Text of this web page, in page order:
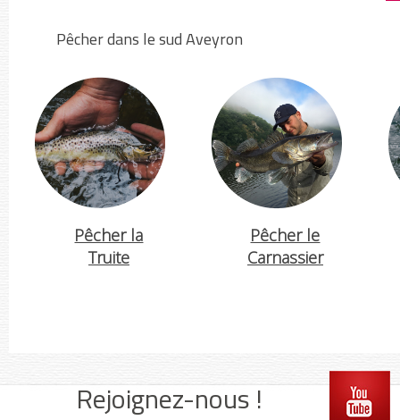
Pêcher dans le sud Aveyron
Pêcher la
Truite
Pêcher le
Carnassier
Rejoignez-nous !
Instagram